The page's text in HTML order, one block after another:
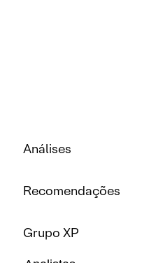
Análises
Recomendações
Grupo XP